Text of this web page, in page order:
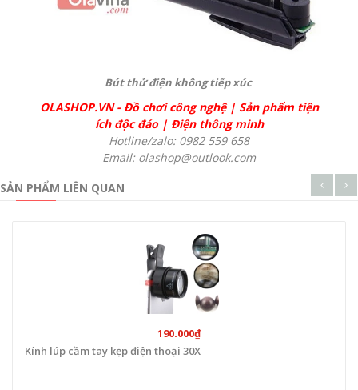
Bút thử điện không tiếp xúc
OLASHOP.VN- Đồ chơi công nghệ| Sản phẩm tiện
ích độc đáo| Điện thông minh
Hotline/zalo: 0982 559 658
Email: olashop@outlook.com
SẢN PHẨM LIÊN QUAN
190.000₫
Kính lúp cầm tay kẹp điện thoại 30X